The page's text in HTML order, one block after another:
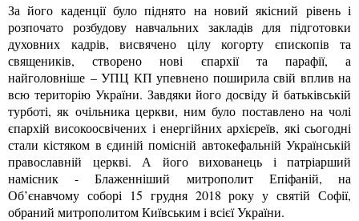
За його каденції було піднято на новий якісний рівень і
розпочато розбудову навчальних закладів для підготовки
духовних кадрів, висвячено цілу когорту єпископів та
священиків, створено нові єпархії та парафії, а
найголовніше – УПЦ КП упевнено поширила свій вплив на
всю територію України. Завдяки його досвіду й батьківській
турботі, як очільника церкви, ним було поставлено на чолі
єпархій високоосвічених і енергійних архієреїв, які сьогодні
стали кістяком в єдиній помісній автокефальній Українській
православній церкві. А його вихованець і патріарший
намісник - Блаженніший митрополит Епіфаній, на
Об’єнавчому соборі 15 грудня 2018 року у святій Софії,
обраний митрополитом Київським і всієї України.